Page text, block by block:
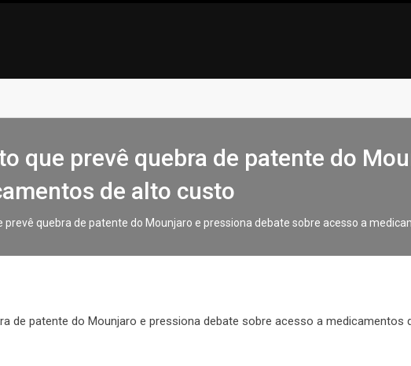
que prevê quebra de patente do
de alto custo
prevê quebra de patente do Mounjaro e pressiona debate sobre acesso a